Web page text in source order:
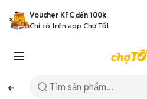
Voucher KFC đến 100k
Chỉ có trên app Chợ Tốt